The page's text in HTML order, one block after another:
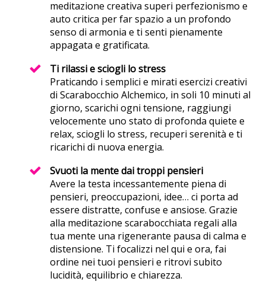
meditazione creativa superi perfezionismo e
auto critica per far spazio a un profondo
senso di armonia e ti senti pienamente
appagata e gratificata.
Ti rilassi e sciogli lo stress
Praticando i semplici e mirati esercizi creativi
di Scarabocchio Alchemico, in soli 10 minuti al
giorno, scarichi ogni tensione, raggiungi
velocemente uno stato di profonda quiete e
relax, sciogli lo stress, recuperi serenità e ti
ricarichi di nuova energia.
Svuoti la mente dai troppi pensieri
Avere la testa incessantemente piena di
pensieri, preoccupazioni, idee… ci porta ad
essere distratte, confuse e ansiose. Grazie
alla meditazione scarabocchiata regali alla
tua mente una rigenerante pausa di calma e
distensione. Ti focalizzi nel qui e ora, fai
ordine nei tuoi pensieri e ritrovi subito
lucidità, equilibrio e chiarezza.